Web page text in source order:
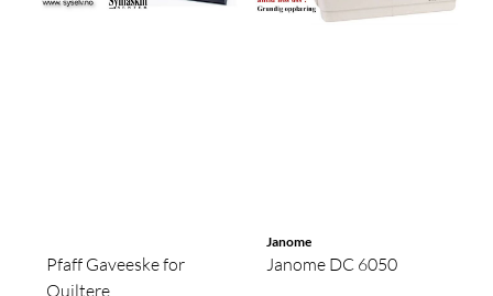
Pfaff Gaveeske for
Quiltere
Janome
Janome DC 6050